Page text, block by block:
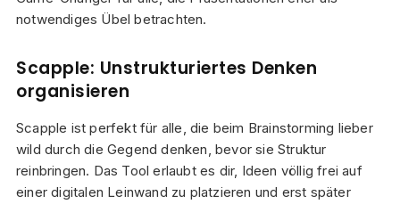
notwendiges Übel betrachten.
Scapple: Unstrukturiertes Denken
organisieren
Scapple ist perfekt für alle, die beim Brainstorming lieber
wild durch die Gegend denken, bevor sie Struktur
reinbringen. Das Tool erlaubt es dir, Ideen völlig frei auf
einer digitalen Leinwand zu platzieren und erst später